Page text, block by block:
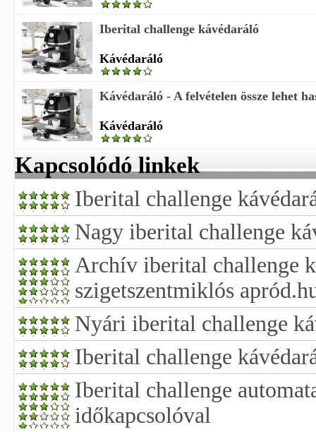
Iberital challenge kávédaráló
Kávédaráló
Kávédaráló - A felvételen össze lehet
Kávédaráló
Kapcsolódó linkek
Iberital challenge
Nagy iberital challenge
Archív iberital challenge
szigetszentmiklós
Nyári iberital challenge
Iberital challenge
Iberital challenge
időkapcsolóval